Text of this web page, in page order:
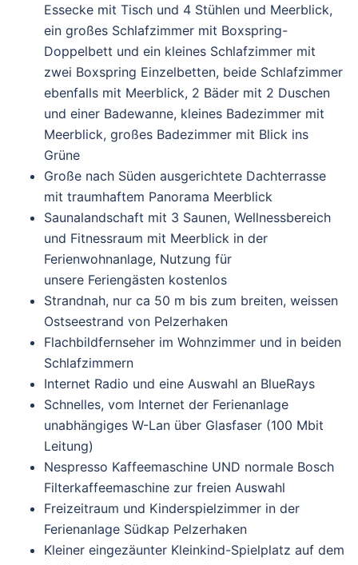
Essecke mit Tisch und 4 Stühlen und Meerblick,
ein großes Schlafzimmer mit Boxspring-
Doppelbett und ein kleines Schlafzimmer mit
zwei Boxspring Einzelbetten, beide Schlafzimmer
ebenfalls mit Meerblick, 2 Bäder mit 2 Duschen
und einer Badewanne, kleines Badezimmer mit
Meerblick, großes Badezimmer mit Blick ins
Grüne
Große nach Süden ausgerichtete Dachterrasse
mit traumhaftem Panorama Meerblick
Saunalandschaft mit 3 Saunen, Wellnessbereich
und Fitnessraum mit Meerblick in der
Ferienwohnanlage, Nutzung für
unsere Feriengästen kostenlos
Strandnah, nur ca 50 m bis zum breiten, weissen
Ostseestrand von Pelzerhaken
Flachbildfernseher im Wohnzimmer und in beiden
Schlafzimmern
Internet Radio und eine Auswahl an BlueRays
Schnelles, vom Internet der Ferienanlage
unabhängiges W-Lan über Glasfaser (100 Mbit
Leitung)
Nespresso Kaffeemaschine UND normale Bosch
Filterkaffeemaschine zur freien Auswahl
Freizeitraum und Kinderspielzimmer in der
Ferienanlage Südkap Pelzerhaken
Kleiner eingezäunter Kleinkind-Spielplatz auf dem